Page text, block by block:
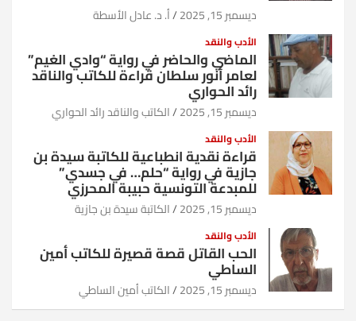
ديسمبر 15, 2025 أ. د. عادل الأسطة
الأدب والنقد
الماضي والحاضر في رواية “وادي الغيم”
لعامر أنور سلطان قراءة للكاتب والناقد
رائد الحواري
ديسمبر 15, 2025 الكاتب والناقد رائد الحواري
الأدب والنقد
قراءة نقدية انطباعية للكاتبة سيدة بن
جازية في رواية “حلم… في جسدي”
للمبدعة التونسية حبيبة المحرزي
ديسمبر 15, 2025 الكاتبة سيدة بن جازية
الأدب والنقد
الحب القاتل قصة قصيرة للكاتب أمين
الساطي
ديسمبر 15, 2025 الكاتب أمين الساطي